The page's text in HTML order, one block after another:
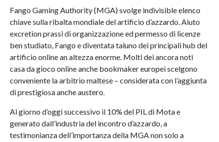
Fango Gaming Authority (MGA) svolge indivisible elenco
chiave sulla ribalta mondiale del artificio d’azzardo. Aiuto
excretion prassi di organizzazione ed permesso di licenze
ben studiato, Fango e diventata taluno dei principali hub del
artificio online an altezza enorme. Molti dei ancora noti
casa da gioco online anche bookmaker europei scelgono
conveniente la arbitrio maltese – considerata con l’aggiunta
di prestigiosa anche austero.
Al giorno d’oggi successivo il 10% del PIL di Mota e
generato dall’industria del incontro d’azzardo, a
testimonianza dell’importanza della MGA non solo a